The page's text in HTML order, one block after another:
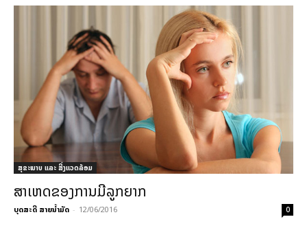
ສຸຂະພາບ ແລະ ສີ່ງແວດລ້ອມ
ສາເຫດຂອງການມີລູກຍາກ
ບຸດສະດີ ສາຍນ້ຳມັດ - 12/06/2016 0